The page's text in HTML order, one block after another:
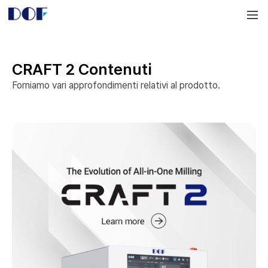
DOF
Navigation
CRAFT 2 Contenuti
Forniamo vari approfondimenti relativi al prodotto.